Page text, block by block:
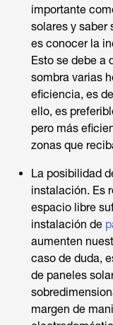
importante
solares y saber
es conocer la
Esto se debe a
sombra varias
eficiencia, es
ello, es
pero más
zonas que
La posibilidad
instalación. Es
espacio libre
instalación de
aumenten
caso de duda,
de paneles
margen de